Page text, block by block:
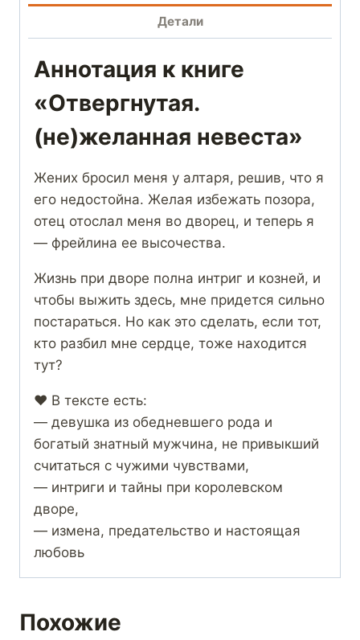
Детали
Аннотация к книге
«Отвергнутая.
(не)желанная невеста»
Жених бросил меня у алтаря, решив, что я
его недостойна. Желая избежать позора,
отец отослал меня во дворец, и теперь я
— фрейлина ее высочества.
Жизнь при дворе полна интриг и козней, и
чтобы выжить здесь, мне придется сильно
постараться. Но как это сделать, если тот,
кто разбил мне сердце, тоже находится
тут?
❤️ В тексте есть:
— девушка из обедневшего рода и
богатый знатный мужчина, не привыкший
считаться с чужими чувствами,
— интриги и тайны при королевском
дворе,
— измена, предательство и настоящая
любовь
Похожие